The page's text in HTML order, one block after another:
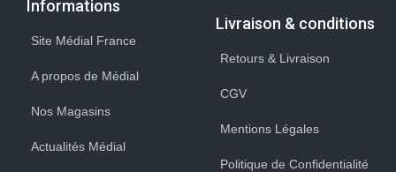
Informations
Site Médial France
A propos de Médial
Nos Magasins
Actualités Médial
Livraison & conditions
Retours & Livraison
CGV
Mentions Légales
Politique de Confidentialité